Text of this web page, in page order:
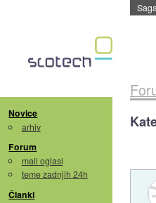
Novice
arhiv
Forum
mali oglasi
teme zadnjih 24h
Članki